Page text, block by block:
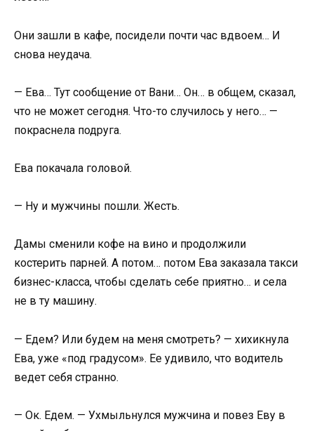
Они зашли в кафе, посидели почти час вдвоем… И
снова неудача.
— Ева… Тут сообщение от Вани… Он… в общем, сказал,
что не может сегодня. Что-то случилось у него… —
покраснела подруга.
Ева покачала головой.
— Ну и мужчины пошли. Жесть.
Дамы сменили кофе на вино и продолжили
костерить парней. А потом… потом Ева заказала такси
бизнес-класса, чтобы сделать себе приятно… и села
не в ту машину.
— Едем? Или будем на меня смотреть? — хихикнула
Ева, уже «под градусом». Ее удивило, что водитель
ведет себя странно.
— Ок. Едем. — Ухмыльнулся мужчина и повез Еву в